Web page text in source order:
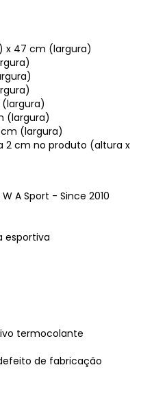
x 47 cm (largura)
(largura)
(largura)
2 cm no produto (altura x
A Sport - Since 2010
esportiva
termocolante
de fabricação